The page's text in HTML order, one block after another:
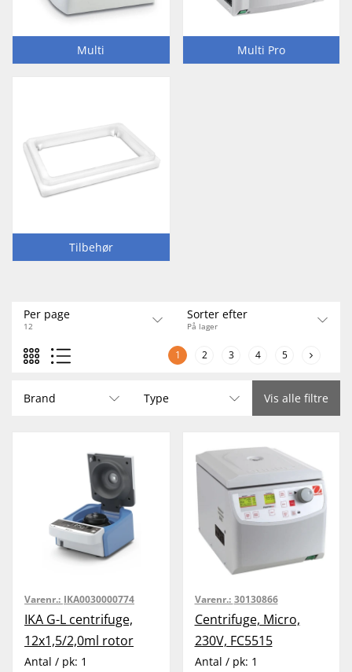
Multi Multi Pro
Tilbehør
Per page
12
Sorter efter
På lager
1 2 3 4 5
Brand Type Vis alle filtre
Varenr.: IKA0030000774
IKA G-L centrifuge,
12x1,5/2,0ml rotor
Antal / pk: 1
Varenr.: 30130866
Centrifuge, Micro,
230V, FC5515
Antal / pk: 1